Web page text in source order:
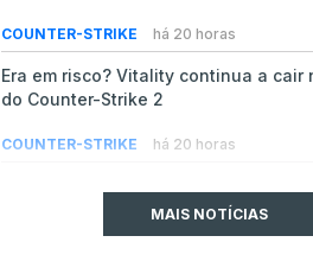
COUNTER-STRIKE há 20 horas
Era em risco? Vitality continua a cair
do Counter-Strike 2
COUNTER-STRIKE há 20 horas
comunitários de League of Legends
MAIS NOTÍCIAS